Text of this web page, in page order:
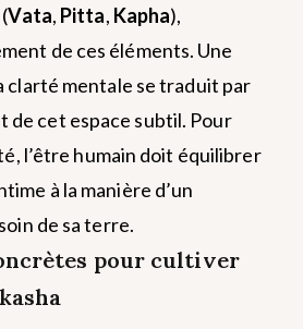
(Vata, Pitta, Kapha),
de ces éléments. Une
clarté mentale se traduit par
de cet espace subtil. Pour
l’être humain doit équilibrer
à la manière d’un
de sa terre.
pour cultiver